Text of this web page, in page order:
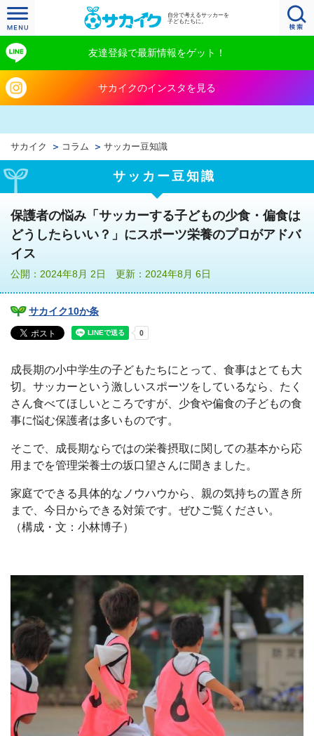
自分で考えるサッカーを
子どもたちに。
友達登録で最新情報をゲット！
サカイクのインスタを見る
サカイク コラム サッカー豆知識
サッカー豆知識
保護者の悩み「サッカーする子どもの少食・偏食は
どうしたらいい？」にスポーツ栄養のプロがアドバ
イス
公開：2024年8月 2日 更新：2024年8月 6日
サカイク10か条
成長期の小中学生の子どもたちにとって、食事はとても大
切。サッカーという激しいスポーツをしているなら、たく
さん食べてほしいところですが、少食や偏食の子どもの食
事に悩む保護者は多いものです。
そこで、成長期ならではの栄養摂取に関しての基本から応
用までを管理栄養士の坂口望さんに聞きました。
家庭でできる具体的なノウハウから、親の気持ちの置き所
まで、今日からできる対策です。ぜひご覧ください。
（構成・文：小林博子）